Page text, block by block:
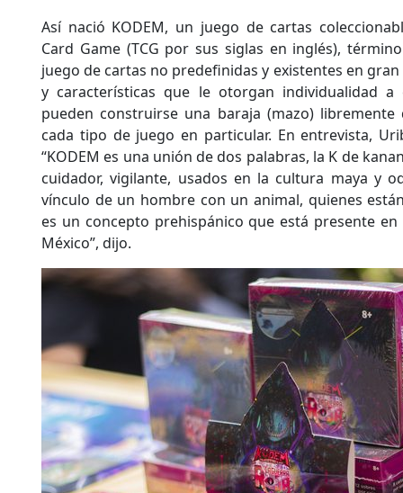
Así nació KODEM, un juego de cartas
Card Game (TCG por sus siglas en inglés),
juego de cartas no predefinidas y existentes en
y características que le otorgan individualidad a
pueden construirse una baraja (mazo)
cada tipo de juego en particular. En entrevista,
“KODEM es una unión de dos palabras, la K de
cuidador, vigilante, usados en la cultura maya y
vínculo de un hombre con un animal, quienes
es un concepto prehispánico que está presente
México”, dijo.